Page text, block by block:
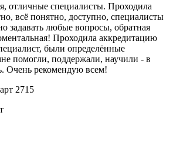
отличные специалисты. Проходила
всё понятно, доступно, специалисты
задавать любые вопросы, обратная
Проходила аккредитацию
были определённые
помогли, поддержали, научили - в
Очень рекомендую всем!